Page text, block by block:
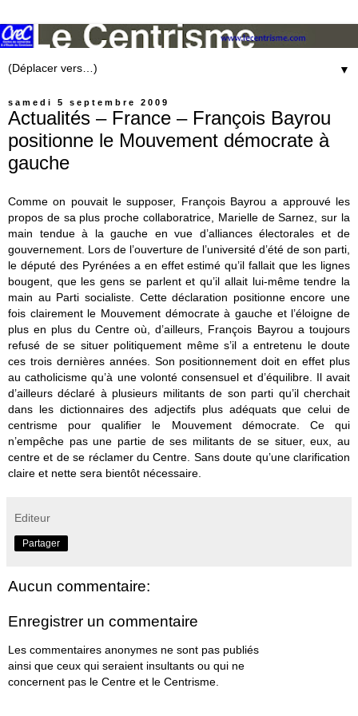
▼
samedi 5 septembre 2009
Actualités – France – François Bayrou
positionne le Mouvement démocrate à
gauche
Comme on pouvait le supposer, François Bayrou a approuvé les
propos de sa plus proche collaboratrice, Marielle de Sarnez, sur la
main tendue à la gauche en vue d’alliances électorales et de
gouvernement. Lors de l’ouverture de l’université d’été de son parti,
le député des Pyrénées a en effet estimé qu’il fallait que les lignes
bougent, que les gens se parlent et qu’il allait lui-même tendre la
main au Parti socialiste. Cette déclaration positionne encore une
fois clairement le Mouvement démocrate à gauche et l’éloigne de
plus en plus du Centre où, d’ailleurs, François Bayrou a toujours
refusé de se situer politiquement même s’il a entretenu le doute
ces trois dernières années. Son positionnement doit en effet plus
au catholicisme qu’à une volonté consensuel et d’équilibre. Il avait
d’ailleurs déclaré à plusieurs militants de son parti qu’il cherchait
dans les dictionnaires des adjectifs plus adéquats que celui de
centrisme pour qualifier le Mouvement démocrate. Ce qui
n’empêche pas une partie de ses militants de se situer, eux, au
centre et de se réclamer du Centre. Sans doute qu’une clarification
claire et nette sera bientôt nécessaire.
Editeur
Partager
Aucun commentaire:
Enregistrer un commentaire
Les commentaires anonymes ne sont pas publiés
ainsi que ceux qui seraient insultants ou qui ne
concernent pas le Centre et le Centrisme.